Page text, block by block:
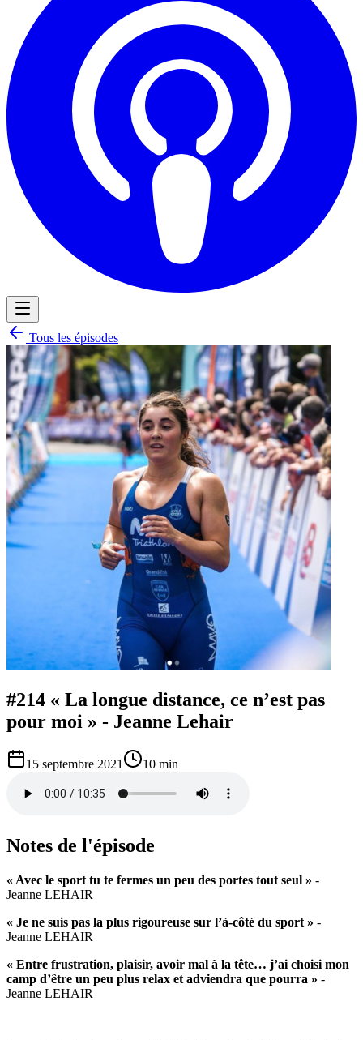
Tous les épisodes
#214 « La longue distance, ce n’est pas
pour moi » - Jeanne Lehair
15 septembre 2021 10 min
Notes de l'épisode
« Avec le sport tu te fermes un peu des portes tout seul » -
Jeanne LEHAIR
« Je ne suis pas la plus rigoureuse sur l’à-côté du sport » -
Jeanne LEHAIR
« Entre frustration, plaisir, avoir mal à la tête… j’ai choisi mon
camp d’être un peu plus relax et adviendra que pourra » -
Jeanne LEHAIR